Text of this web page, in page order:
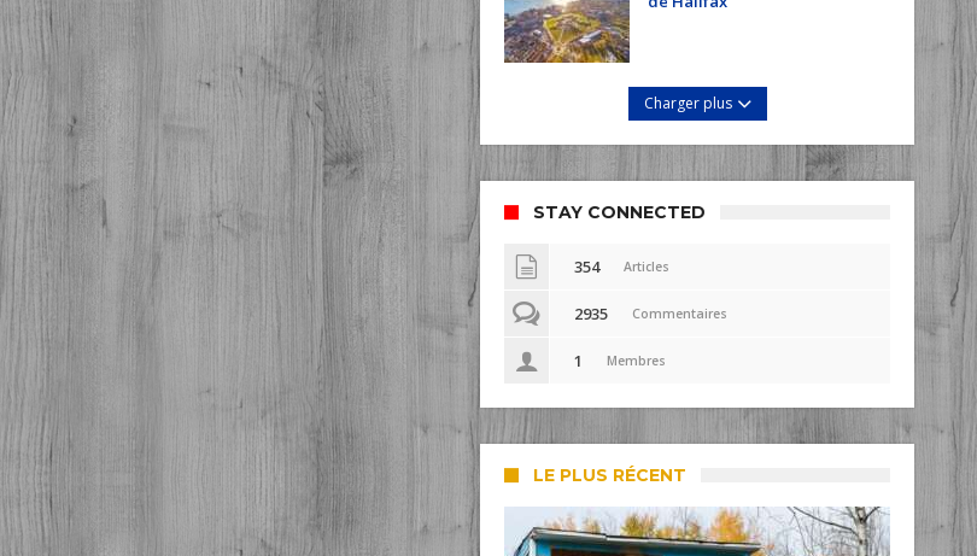
Charger plus
STAY CONNECTED
354 Articles
2935 Commentaires
1 Membres
LE PLUS RÉCENT